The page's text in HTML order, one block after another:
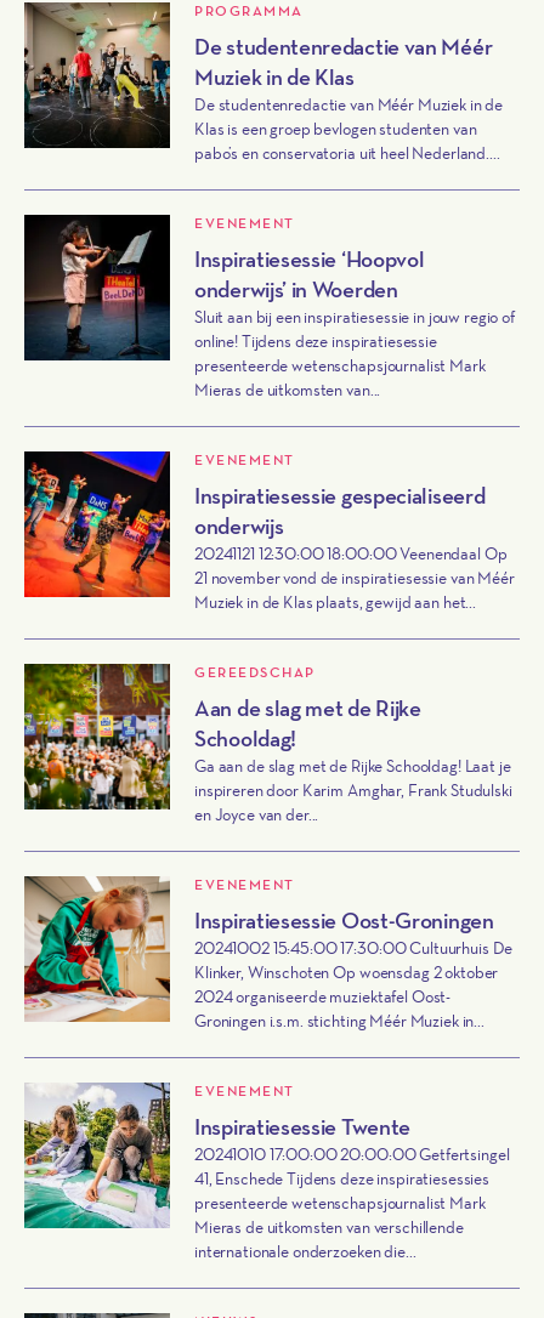
PROGRAMMA
De studentenredactie van Méér
Muziek in de Klas
De studentenredactie van Méér Muziek in de
Klas is een groep bevlogen studenten van
pabo’s en conservatoria uit heel Nederland....
EVENEMENT
Inspiratiesessie ‘Hoopvol
onderwijs’ in Woerden
Sluit aan bij een inspiratiesessie in jouw regio of
online! Tijdens deze inspiratiesessie
presenteerde wetenschapsjournalist Mark
Mieras de uitkomsten van...
EVENEMENT
Inspiratiesessie gespecialiseerd
onderwijs
20241121 12:30:00 18:00:00 Veenendaal Op
21 november vond de inspiratiesessie van Méér
Muziek in de Klas plaats, gewijd aan het...
GEREEDSCHAP
Aan de slag met de Rijke
Schooldag!
Ga aan de slag met de Rijke Schooldag! Laat je
inspireren door Karim Amghar, Frank Studulski
en Joyce van der...
EVENEMENT
Inspiratiesessie Oost-Groningen
20241002 15:45:00 17:30:00 Cultuurhuis De
Klinker, Winschoten Op woensdag 2 oktober
2024 organiseerde muziektafel Oost-
Groningen i.s.m. stichting Méér Muziek in...
EVENEMENT
Inspiratiesessie Twente
20241010 17:00:00 20:00:00 Getfertsingel
41, Enschede Tijdens deze inspiratiesessies
presenteerde wetenschapsjournalist Mark
Mieras de uitkomsten van verschillende
internationale onderzoeken die...